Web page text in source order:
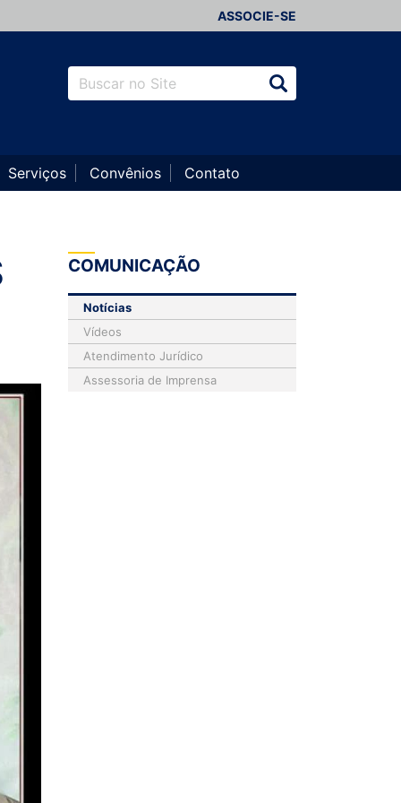
ASSOCIE-SE
Serviços Convênios Contato
COMUNICAÇÃO
Notícias
Vídeos
Atendimento Jurídico
Assessoria de Imprensa